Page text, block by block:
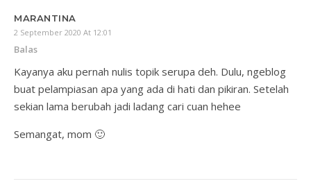
MARANTINA
2 September 2020 At 12:01
Balas
Kayanya aku pernah nulis topik serupa deh. Dulu, ngeblog
buat pelampiasan apa yang ada di hati dan pikiran. Setelah
sekian lama berubah jadi ladang cari cuan hehee
Semangat, mom 🙂